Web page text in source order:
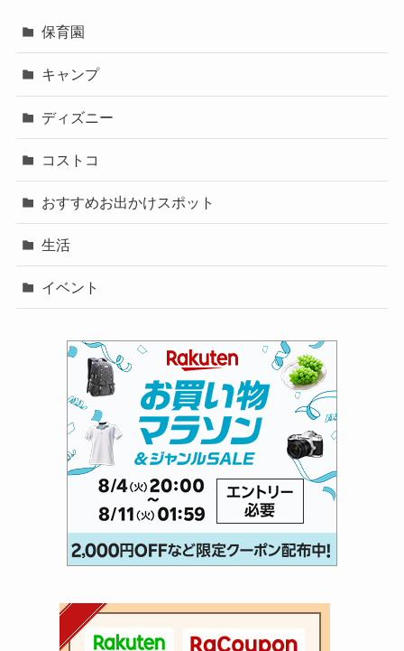
保育園
キャンプ
ディズニー
コストコ
おすすめお出かけスポット
生活
イベント